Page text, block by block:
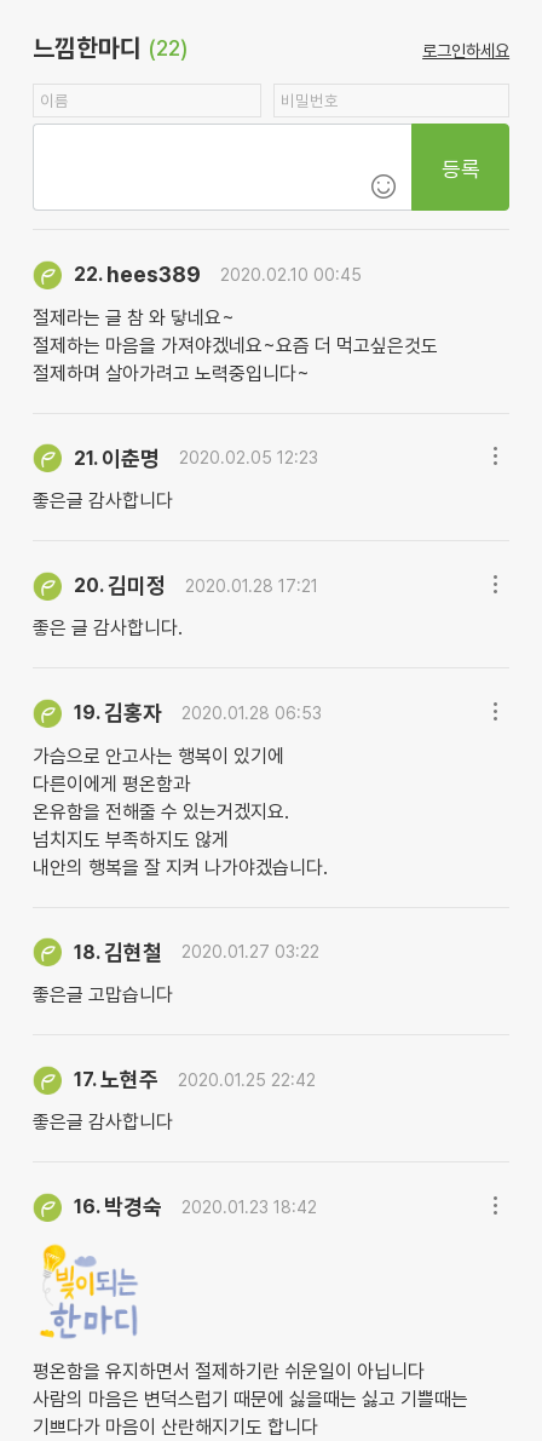
느낌한마디 (22) 로그인하세요
등록
22. hees389 2020.02.10 00:45
절제라는 글 참 와 닿네요~
절제하는 마음을 가져야겠네요~요즘 더 먹고싶은것도
절제하며 살아가려고 노력중입니다~
21. 이춘명 2020.02.05 12:23
좋은글 감사합니다
20.김미정 2020.01.28 17:21
좋은 글 감사합니다.
19.김홍자 2020.01.28 06:53
가슴으로 안고사는 행복이 있기에
다른이에게 평온함과
온유함을 전해줄 수 있는거겠지요.
넘치지도 부족하지도 않게
내안의 행복을 잘 지켜 나가야겠습니다.
18.김현철 2020.01.27 03:22
좋은글 고맙습니다
17.노현주 2020.01.25 22:42
좋은글 감사합니다
16. 박경숙 2020.01.23 18:42
평온함을 유지하면서 절제하기란 쉬운일이 아닙니다
사람의 마음은 변덕스럽기 때문에 싫을때는 싫고 기쁠때는
기쁘다가 마음이 산란해지기도 합니다